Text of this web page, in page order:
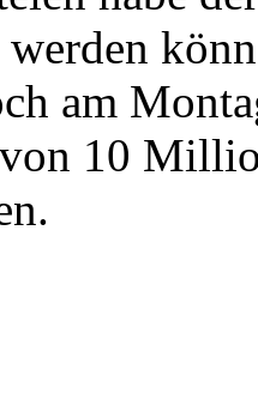
werden
am
10